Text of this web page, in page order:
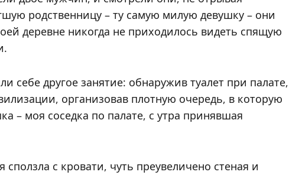
родственницу – ту самую милую девушку – они
деревне никогда не приходилось видеть спящую
другое занятие: обнаружив туалет при палате,
организовав плотную очередь, в которую
– моя соседка по палате, с утра принявшая
с кровати, чуть преувеличено стеная и